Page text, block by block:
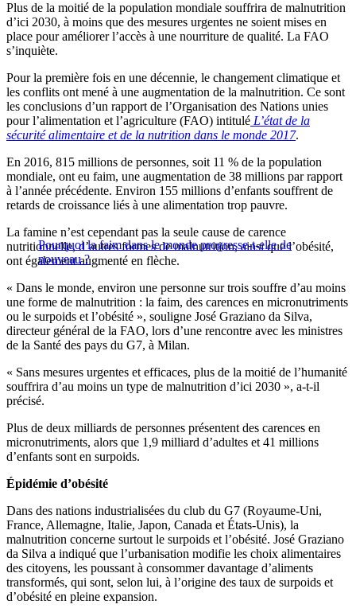
Plus de la moitié de la population mondiale souffrira de malnutrition
d’ici 2030, à moins que des mesures urgentes ne soient mises en
place pour améliorer l’accès à une nourriture de qualité. La FAO
s’inquiète.
Pour la première fois en une décennie, le changement climatique et
les conflits ont mené à une augmentation de la malnutrition. Ce sont
les conclusions d’un rapport de l’Organisation des Nations unies
pour l’alimentation et l’agriculture (FAO) intitulé L’état de la
sécurité alimentaire et de la nutrition dans le monde 2017.
En 2016, 815 millions de personnes, soit 11 % de la population
mondiale, ont eu faim, une augmentation de 38 millions par rapport
à l’année précédente. Environ 155 millions d’enfants souffrent de
retards de croissance liés à une alimentation trop pauvre.
Pourquoi la faim dans le monde progresse-t-elle de
nouveau ?
La famine n’est cependant pas la seule cause de carence
nutritionnelle, d’autres formes de malnutrition, ainsi que l’obésité,
ont également augmenté en flèche.
« Dans le monde, environ une personne sur trois souffre d’au moins
une forme de malnutrition : la faim, des carences en micronutriments
ou le surpoids et l’obésité », souligne José Graziano da Silva,
directeur général de la FAO, lors d’une rencontre avec les ministres
de la Santé des pays du G7, à Milan.
« Sans mesures urgentes et efficaces, plus de la moitié de l’humanité
souffrira d’au moins un type de malnutrition d’ici 2030 », a-t-il
précisé.
Plus de deux milliards de personnes présentent des carences en
micronutriments, alors que 1,9 milliard d’adultes et 41 millions
d’enfants sont en surpoids.
Épidémie d’obésité
Dans des nations industrialisées du club du G7 (Royaume-Uni,
France, Allemagne, Italie, Japon, Canada et États-Unis), la
malnutrition concerne surtout le surpoids et l’obésité. José Graziano
da Silva a indiqué que l’urbanisation modifie les choix alimentaires
des citoyens, les poussant à consommer davantage d’aliments
transformés, qui sont, selon lui, à l’origine des taux de surpoids et
d’obésité en pleine expansion.